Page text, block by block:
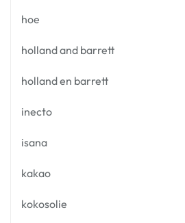
hoe
holland and barrett
holland en barrett
inecto
isana
kakao
kokosolie